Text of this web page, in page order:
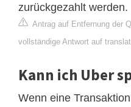
zurückgezahlt werden.
Antrag auf Entfernung der
vollständige Antwort auf
Kann ich Uber
Wenn eine